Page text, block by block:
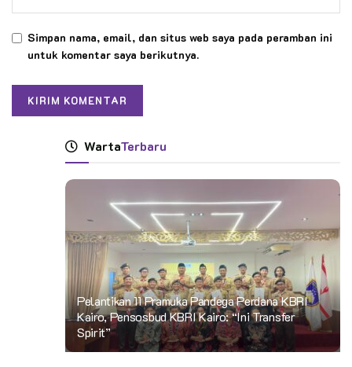
Simpan nama, email, dan situs web saya pada peramban ini
untuk komentar saya berikutnya.
WartaTerbaru
Pelantikan 11 Pramuka Pandega Perdana KBRI
Kairo, Pensosbud KBRI Kairo: “Ini Transfer
Spirit”